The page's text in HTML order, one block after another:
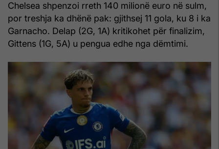
Chelsea shpenzoi rreth 140 milionë euro në sulm,
por treshja ka dhënë pak: gjithsej 11 gola, ku 8 i ka
Garnacho. Delap (2G, 1A) kritikohet për finalizim,
Gittens (1G, 5A) u pengua edhe nga dëmtimi.